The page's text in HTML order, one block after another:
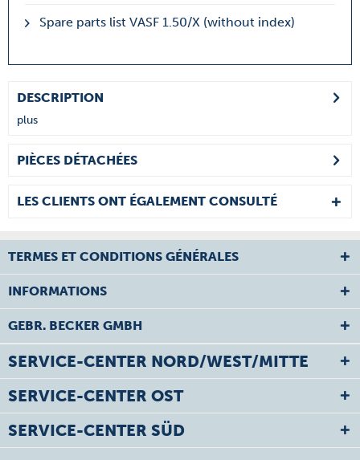
Spare parts list VASF 1.50/X (without index)
DESCRIPTION
plus
PIÈCES DÉTACHÉES
LES CLIENTS ONT ÉGALEMENT CONSULTÉ
TERMES ET CONDITIONS GÉNÉRALES
INFORMATIONS
GEBR. BECKER GMBH
SERVICE-CENTER NORD/WEST/MITTE
SERVICE-CENTER OST
SERVICE-CENTER SÜD